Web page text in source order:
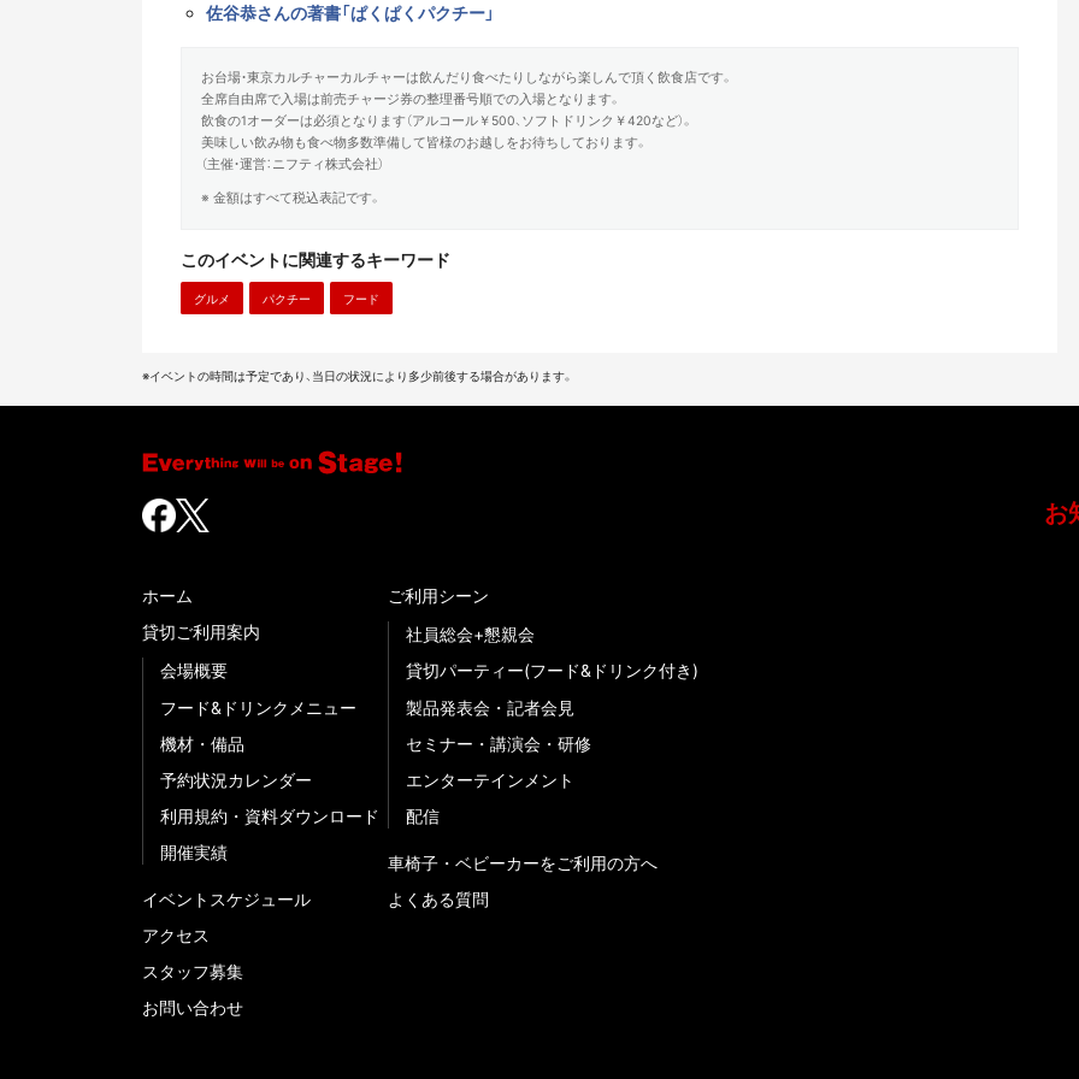
佐谷恭さんの著書「ぱくぱくパクチー」
お台場・東京カルチャーカルチャーは飲んだり食べたりしながら楽しんで頂く飲食店です。
全席自由席で入場は前売チャージ券の整理番号順での入場となります。
飲食の1オーダーは必須となります（アルコール￥500、ソフトドリンク￥420など）。
美味しい飲み物も食べ物多数準備して皆様のお越しをお待ちしております。
（主催・運営：ニフティ株式会社）
※ 金額はすべて税込表記です。
このイベントに関連するキーワード
グルメ パクチー フード
※イベントの時間は予定であり、当日の状況により多少前後する場合があります。
ホーム
貸切ご利用案内
会場概要
フード&ドリンクメニュー
機材・備品
予約状況カレンダー
利用規約・資料ダウンロード
開催実績
イベントスケジュール
アクセス
スタッフ募集
お問い合わせ
ご利用シーン
社員総会+懇親会
貸切パーティー(フード&ドリンク付き)
製品発表会・記者会見
セミナー・講演会・研修
エンターテインメント
配信
車椅子・ベビーカーをご利用の方へ
よくある質問
お